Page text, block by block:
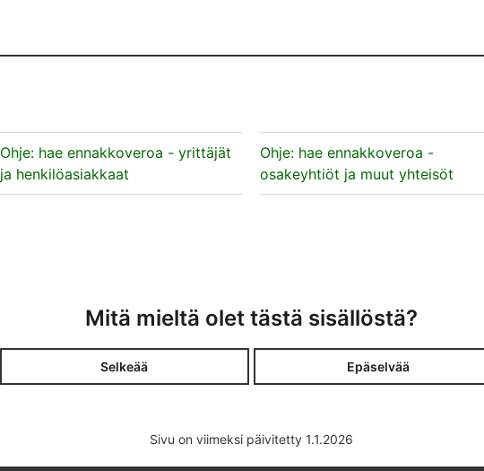
Ohje: hae ennakkoveroa - yrittäjät
ja henkilöasiakkaat
Ohje: hae ennakkoveroa -
osakeyhtiöt ja muut yhteisöt
Mitä mieltä olet tästä sisällöstä?
Selkeää Epäselvää
Sivu on viimeksi päivitetty 1.1.2026